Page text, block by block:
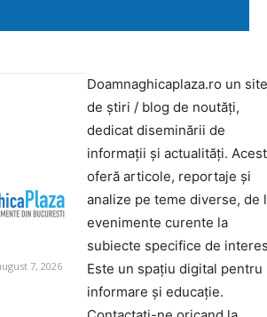
7, 2026
Doamnaghicaplaza.ro un site
de știri / blog de noutăți,
dedicat diseminării de
informații și actualități.
oferă articole, reportaje și
analize pe teme diverse, de
evenimente curente la
subiecte specifice de
Este un spațiu digital pentru
informare și educație.